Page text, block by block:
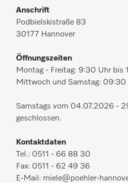
Anschrift
Podbielskistraße 83
30177 Hannover
Öffnungszeiten
Montag - Freitag: 9:30 Uhr bis
Mittwoch und Samstag:
Samstags vom 04.07.2026 -
geschlossen.
Kontaktdaten
Tel.: 0511 - 66 88 30
Fax: 0511 - 62 49 36
E-Mail: miele@poehler-